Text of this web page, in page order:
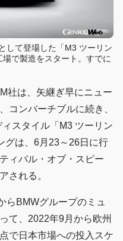
して登場した「M3 ツーリン
で製造をスタート。すでに
社は、矢継ぎ早にニュー
コンバーチブルに続き、
スタイル「M3 ツーリン
グは、6月23～26日に行
ィバル・オブ・スピー
される。
らBMWグループのミュ
て、2022年9月から欧州
で日本市場への投入スケ